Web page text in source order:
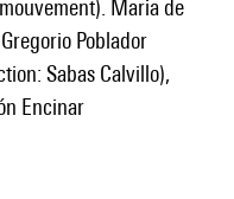
Maria de
Poblador
Sabas Calvillo),
Encinar